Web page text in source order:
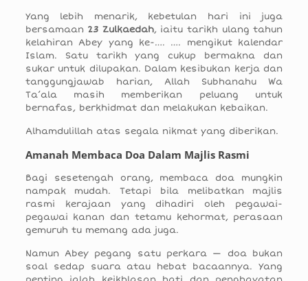
Yang lebih menarik, kebetulan hari ini juga
bersamaan 23 Zulkaedah, iaitu tarikh ulang tahun
kelahiran Abey yang ke-…. …. mengikut kalendar
Islam. Satu tarikh yang cukup bermakna dan
sukar untuk dilupakan. Dalam kesibukan kerja dan
tanggungjawab harian, Allah Subhanahu Wa
Ta’ala masih memberikan peluang untuk
bernafas, berkhidmat dan melakukan kebaikan.
Alhamdulillah atas segala nikmat yang diberikan.
Amanah Membaca Doa Dalam Majlis Rasmi
Bagi sesetengah orang, membaca doa mungkin
nampak mudah. Tetapi bila melibatkan majlis
rasmi kerajaan yang dihadiri oleh pegawai-
pegawai kanan dan tetamu kehormat, perasaan
gemuruh tu memang ada juga.
Namun Abey pegang satu perkara — doa bukan
soal sedap suara atau hebat bacaannya. Yang